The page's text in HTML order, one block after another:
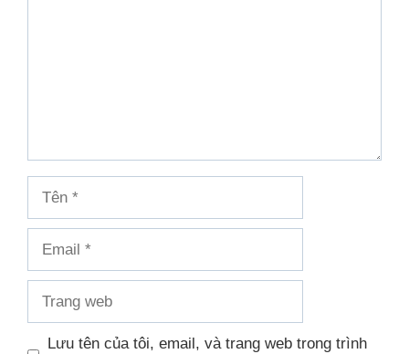
Lưu tên của tôi, email, và trang web trong trình